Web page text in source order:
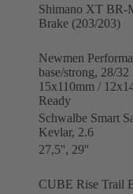
Shimano XT BR-
Brake (203/203)
Newmen
base/strong, 28/32
15x110mm /
Ready
Schwalbe Smart
Kevlar, 2.6
27,5'', 29''
CUBE Rise Trail